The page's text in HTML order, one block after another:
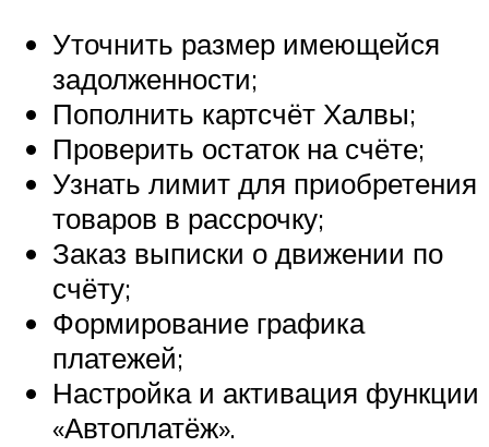
Уточнить размер имеющейся
задолженности;
Пополнить картсчёт Халвы;
Проверить остаток на счёте;
Узнать лимит для приобретения
товаров в рассрочку;
Заказ выписки о движении по
счёту;
Формирование графика
платежей;
Настройка и активация функции
«Автоплатёж».